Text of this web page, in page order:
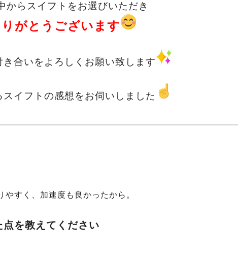
からスイフトをお選びいただき
がとうございます
合いを よろしくお願い致します
イフトの感想をお伺いしました
すく、加速度も良かったから。
を教えてください